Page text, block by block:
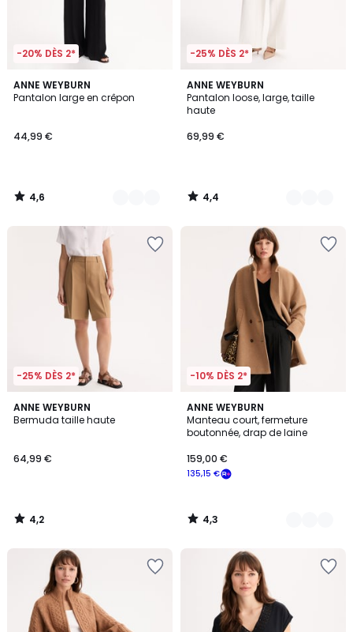
-20% DÈS 2*
ANNE WEYBURN
Pantalon large en crêpon
44,99 €
4,6
/ 5
2
Couleurs
4,6
/
-25% DÈS 2*
ANNE WEYBURN
Pantalon loose, large, taille
haute
69,99 €
4,4
/ 5
2
Couleurs
4,4
/
-25% DÈS 2*
ANNE WEYBURN
Bermuda taille haute
64,99 €
4,2
/ 5
4,2
/
-10% DÈS 2*
ANNE WEYBURN
Manteau court, fermeture
boutonnée, drap de laine
135,15 €
159,00 €
4,3
/ 5
2
Couleurs
4,3
/